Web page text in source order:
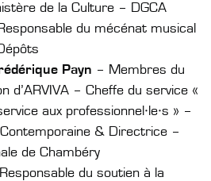
de la Culture – DGCA
du mécénat musical
Payn – Membres du
d’ARVIVA – Cheffe du service «
aux professionnel·le·s » –
& Directrice –
de Chambéry
du soutien à la